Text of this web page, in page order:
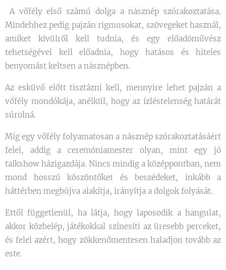
A vőfély első számú dolga a násznép szórakoztatása.
Mindehhez pedig pajzán rigmusokat, szövegeket használ,
amiket kívülről kell tudnia, és egy előadóművész
tehetségével kell előadnia, hogy hatásos és hiteles
benyomást keltsen a násznépben.
Az esküvő előtt tisztázni kell, mennyire lehet pajzán a
vőfély mondókája, anélkül, hogy az ízléstelenség határát
súrolná.
Míg egy vőfély folyamatosan a násznép szórakoztatásáért
felel, addig a ceremóniamester olyan, mint egy jó
talkshow házigazdája. Nincs mindig a középpontban, nem
mond hosszú köszöntőket és beszédeket, inkább a
háttérben megbújva alakítja, irányítja a dolgok folyását.
Ettől függetlenül, ha látja, hogy laposodik a hangulat,
akkor közbelép, játékokkal színesíti az üresebb perceket,
és felel azért, hogy zökkenőmentesen haladjon tovább az
este.